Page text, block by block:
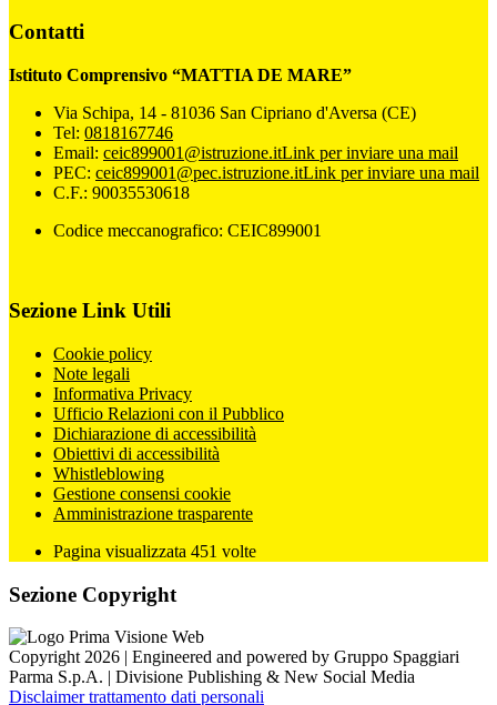
Contatti
Istituto Comprensivo “MATTIA DE MARE”
Via Schipa, 14 - 81036 San Cipriano d'Aversa (CE)
Tel: 0818167746
Email: ceic899001@istruzione.itLink per inviare una mail
PEC: ceic899001@pec.istruzione.itLink per inviare una mail
C.F.: 90035530618
Codice meccanografico: CEIC899001
Sezione Link Utili
Cookie policy
Note legali
Informativa Privacy
Ufficio Relazioni con il Pubblico
Dichiarazione di accessibilità
Obiettivi di accessibilità
Whistleblowing
Gestione consensi cookie
Amministrazione trasparente
Pagina visualizzata 451 volte
Sezione Copyright
Copyright 2026 | Engineered and powered by Gruppo Spaggiari
Parma S.p.A. | Divisione Publishing & New Social Media
Disclaimer trattamento dati personali